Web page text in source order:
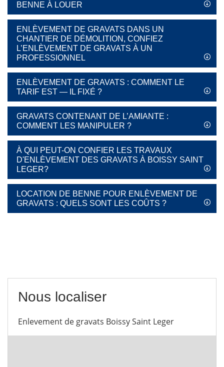
BENNE À LOUER
ENLÈVEMENT DE GRAVATS DANS UN
CHANTIER DE DÉMOLITION, CONFIEZ
L’ENLÈVEMENT DE GRAVATS À UN
PROFESSIONNEL
ENLÈVEMENT DE GRAVATS : COMMENT LE
TARIF EST — IL FIXÉ ?
GRAVATS CONTENANT DE L’AMIANTE :
COMMENT LES MANIPULER ?
À QUI PEUT-ON CONFIER LES TRAVAUX
D'ENLÈVEMENT DES GRAVATS À BOISSY SAINT
LEGER?
LOCATION DE BENNE POUR ENLÈVEMENT DE
GRAVATS : QUELS SONT LES COÛTS ?
Nous localiser
Enlevement de gravats Boissy Saint Leger